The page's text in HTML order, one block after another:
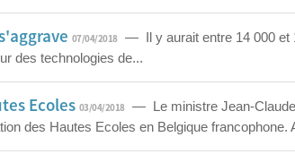
07/04/2018 — Il y aurait entre 14 000 et
des technologies de...
Ecoles 03/04/2018 — Le ministre Jean-
des Hautes Ecoles en Belgique francophone.